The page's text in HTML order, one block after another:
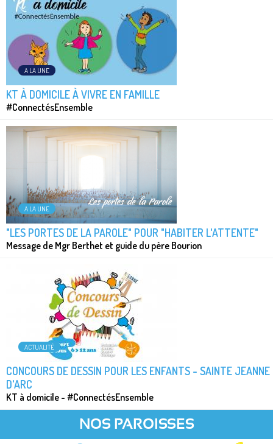
A LA UNE
KT À DOMICILE À VIVRE EN FAMILLE
#ConnectésEnsemble
A LA UNE
"LES PORTES DE LA PAROLE" POUR "HABITER L'ATTENTE"
Message de Mgr Berthet et guide du père Bourion
ACTUALITÉ
CONCOURS DE DESSIN POUR LES ENFANTS - SAINTE JEANNE
D'ARC
KT à domicile - #ConnectésEnsemble
NOS PAROISSES